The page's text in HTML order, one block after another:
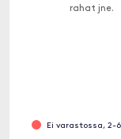
rahat jne.
Ei varastossa, 2-